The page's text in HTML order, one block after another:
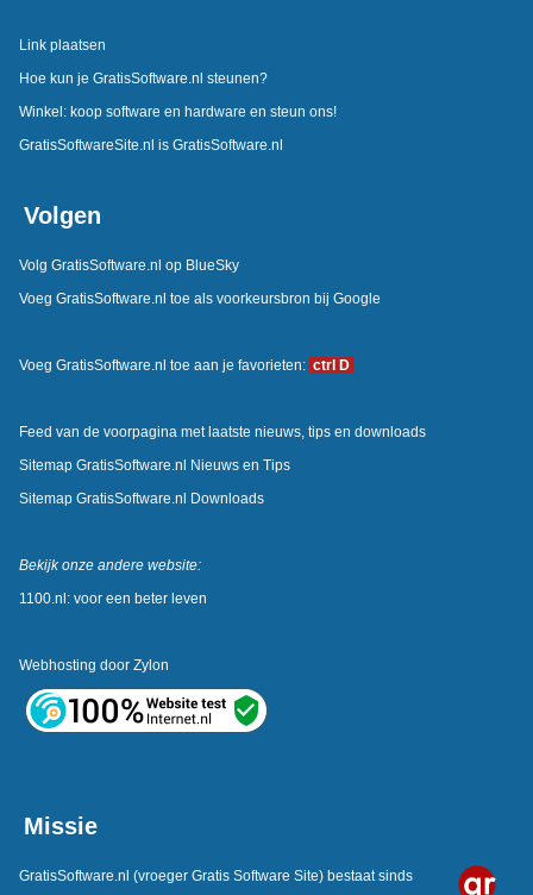
Link plaatsen
Hoe kun je GratisSoftware.nl steunen?
Winkel: koop software en hardware en steun ons!
GratisSoftwareSite.nl is GratisSoftware.nl
Volgen
Volg GratisSoftware.nl op BlueSky
Voeg GratisSoftware.nl toe als voorkeursbron bij Google
Voeg GratisSoftware.nl toe aan je favorieten: ctrl D
Feed van de voorpagina met laatste nieuws, tips en downloads
Sitemap GratisSoftware.nl Nieuws en Tips
Sitemap GratisSoftware.nl Downloads
Bekijk onze andere website:
1100.nl: voor een beter leven
Webhosting door Zylon
Missie
GratisSoftware.nl (vroeger Gratis Software Site) bestaat sinds